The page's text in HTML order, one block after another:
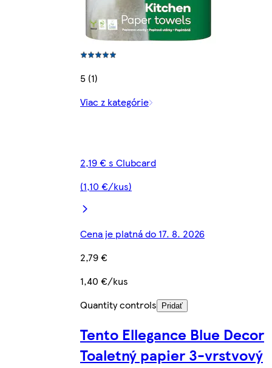
5 (1)
Viac z kategórie
2,19 € s Clubcard
(1,10 €/kus)
Cena je platná do 17. 8. 2026
2,79 €
1,40 €/kus
Quantity controls
Pridať
Tento Ellegance Blue Decor
Toaletný papier 3-vrstvový